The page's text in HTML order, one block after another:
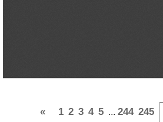
« 1 2 3 4 5 ... 244 245